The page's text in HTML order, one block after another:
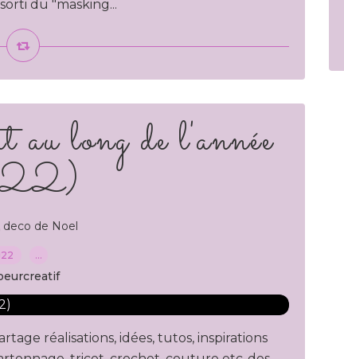
du "masking...
long de l'année
deco de Noel
…
réalisations, idées, tutos, inspirations